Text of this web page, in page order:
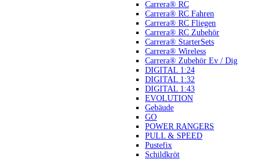
Carrera® RC
Carrera® RC Fahren
Carrera® RC Fliegen
Carrera® RC Zubehör
Carrera® StarterSets
Carrera® Wireless
Carrera® Zubehör Ev / Dig
DIGITAL 1:24
DIGITAL 1:32
DIGITAL 1:43
EVOLUTION
Gebäude
GO
POWER RANGERS
PULL & SPEED
Pustefix
Schildkröt